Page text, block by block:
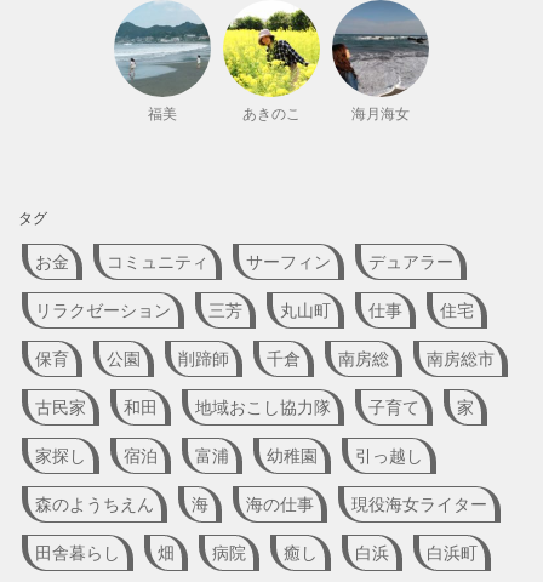
福美 あきのこ 海月海女
タグ
お金 コミュニティ サーフィン デュアラー
リラクゼーション 三芳 丸山町 仕事 住宅
保育 公園 削蹄師 千倉 南房総 南房総市
古民家 和田 地域おこし協力隊 子育て 家
家探し 宿泊 富浦 幼稚園 引っ越し
森のようちえん 海 海の仕事 現役海女ライター
田舎暮らし 畑 病院 癒し 白浜 白浜町